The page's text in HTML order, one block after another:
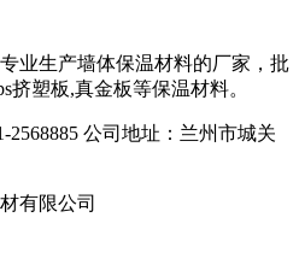
业生产墙体保温材料的厂家，批
挤塑板,真金板等保温材料。
2568885 公司地址：兰州市城关
有限公司